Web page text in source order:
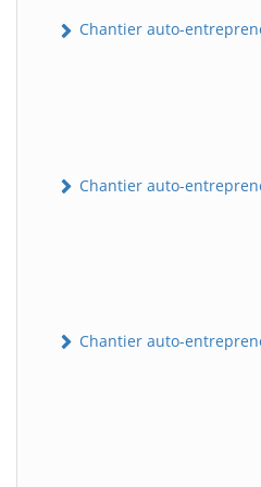
Chantier auto-
Chantier auto-
Chantier auto-